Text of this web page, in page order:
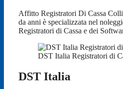
Affitto Registratori Di Cassa
da anni è specializzata nel
Registratori di Cassa e dei
DST Italia Registratori di
DST Italia